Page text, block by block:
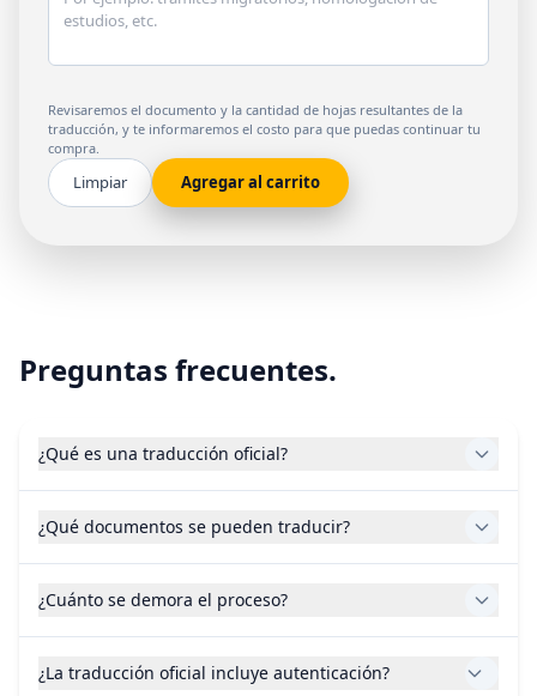
Revisaremos el documento y la cantidad de hojas resultantes de la
traducción, y te informaremos el costo para que puedas continuar tu
compra.
Preguntas frecuentes.
¿Qué es una traducción oficial?
¿Qué documentos se pueden traducir?
¿Cuánto se demora el proceso?
¿La traducción oficial incluye autenticación?